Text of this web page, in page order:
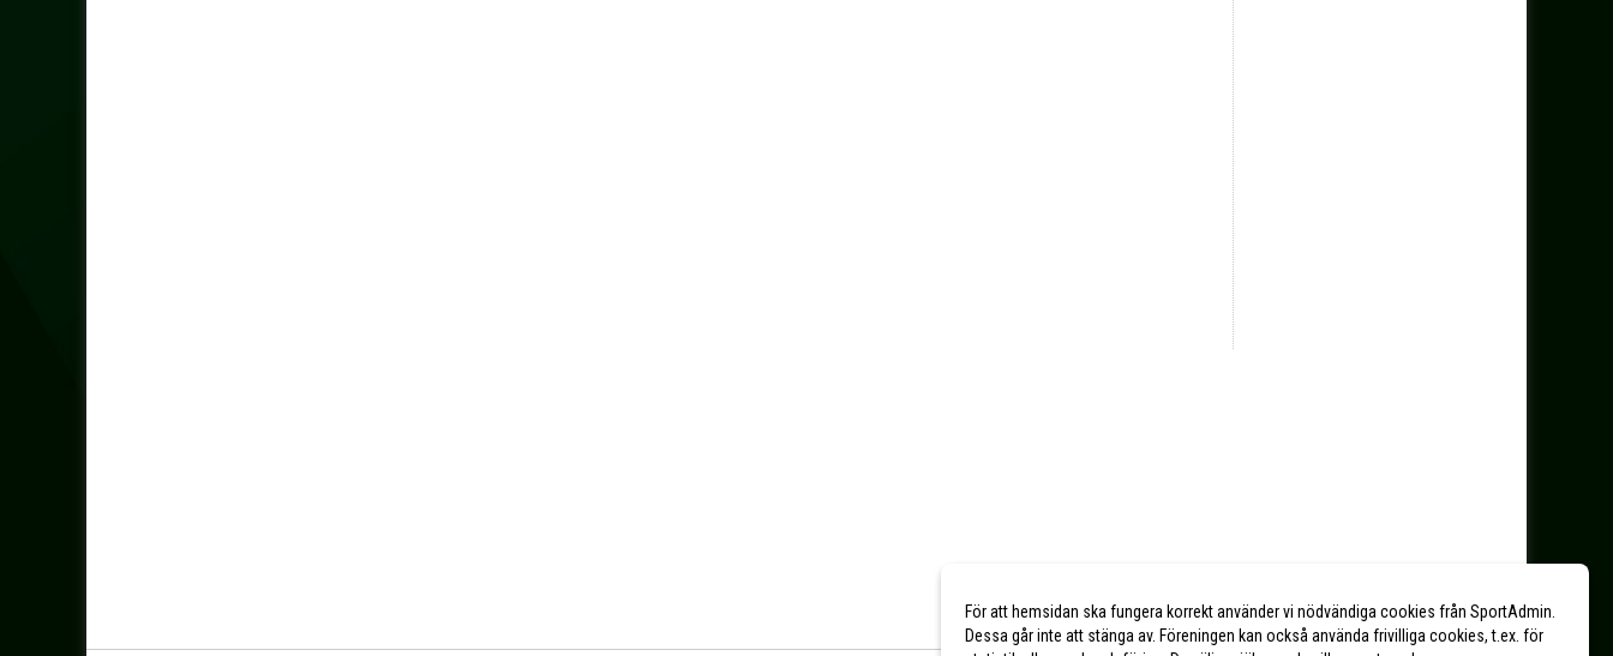
För att hemsidan ska fungera korrekt använder vi nödvändiga cookies från SportAdmin.
Dessa går inte att stänga av. Föreningen kan också använda frivilliga cookies, t.ex. för